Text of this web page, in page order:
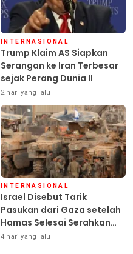
INTERNASIONAL
Trump Klaim AS Siapkan
Serangan ke Iran Terbesar
sejak Perang Dunia II
2 hari yang lalu
INTERNASIONAL
Israel Disebut Tarik
Pasukan dari Gaza setelah
Hamas Selesai Serahkan
Senjata
4 hari yang lalu